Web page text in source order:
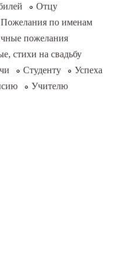
Отцу
Пожелания по именам
пожелания
стихи на свадьбу
Студенту
Успеха
Учителю